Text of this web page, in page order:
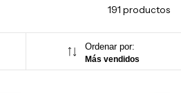
191 productos
Ordenar por:
Más vendidos